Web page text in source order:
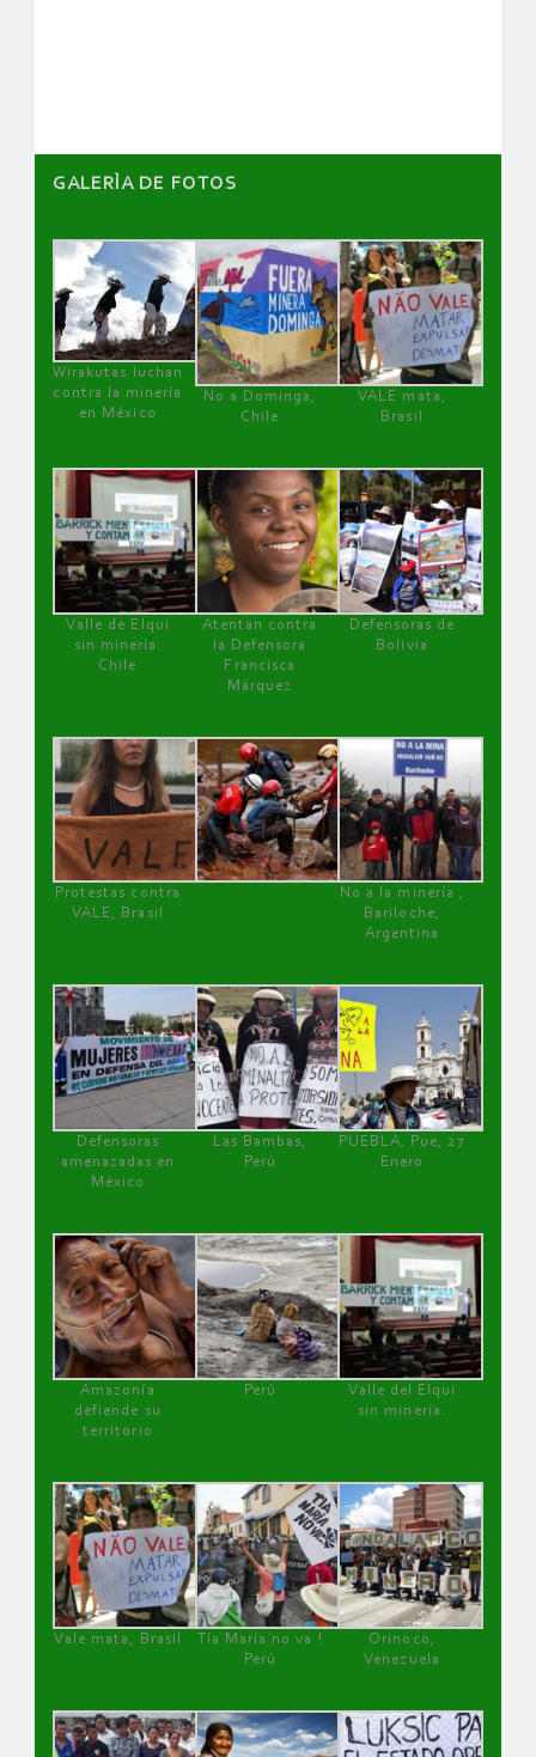
GALERÌA DE FOTOS
Wirakutas luchan
contra la minería
en México
No a Dominga,
Chile
VALE mata,
Brasil
Valle de Elqui
sin minería.
Chile
Atentan contra
la Defensora
Francisca
Márquez
Defensoras de
Bolivia
Protestas contra
VALE, Brasil
No a la minería ,
Bariloche,
Argentina
Defensoras
amenazadas en
México
Las Bambas,
Perú
PUEBLA, Pue, 27
Enero
Amazonía
defiende su
territorio
Perú
Valle del Elqui
sin minería.
Vale mata, Brasil
Tía María no va !
Perú
Orinoco,
Venezuela